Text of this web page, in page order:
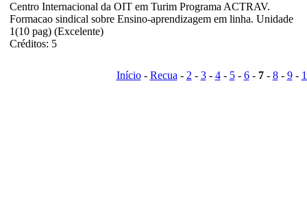
Centro Internacional da OIT em Turim Programa ACTRAV.
Formacao sindical sobre Ensino-aprendizagem em linha. Unidade
1(10 pag) (Excelente)
Créditos: 5
Início- Recua- 2- 3- 4- 5- 6- 7- 8- 9-